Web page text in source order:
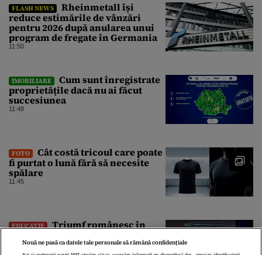
FLASH NEWS
Rheinmetall își
reduce estimările de vânzări
pentru 2026 după anularea unui
program de fregate în Germania
11:50
IMOBILIARE
Cum sunt înregistrate
proprietățile dacă nu ai făcut
succesiunea
11:48
FOTO
Cât costă tricoul care poate
fi purtat o lună fără să necesite
spălare
11:45
EDUCAȚIE
Triumf românesc în
Național „Tudor Vianu” au obținut
Nouă ne pasă ca datele tale personale să rămână confidențiale